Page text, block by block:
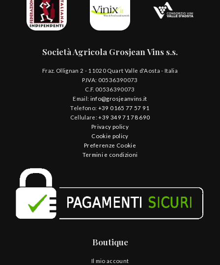
Società Agricola Grosjean Vins s.s.
Fraz. Ollignan 2 - 11020 Quart Valle d'Aosta - Italia
P.IVA: 00536390073
C.F. 00536390073
Email: info@grosjeanvins.it
Telefono: +39 0165 77 57 91
Cellulare: +39 349 71 78 690
Privacy policy
Cookie policy
Preferenze Cookie
Termini e condizioni
Boutique
Il mio account